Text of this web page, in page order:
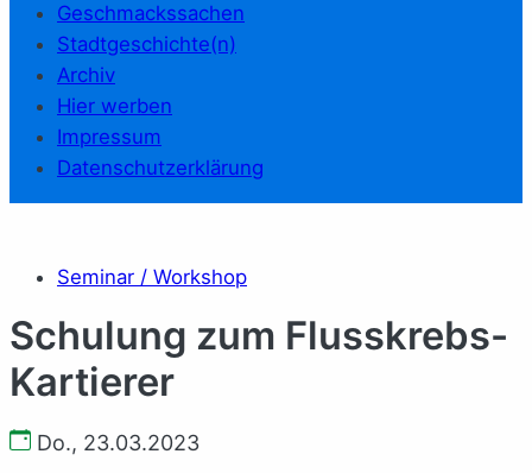
Geschmackssachen
Stadtgeschichte(n)
Archiv
Hier werben
Impressum
Datenschutzerklärung
Seminar / Workshop
Schulung zum Flusskrebs-
Kartierer
Do., 23.03.2023